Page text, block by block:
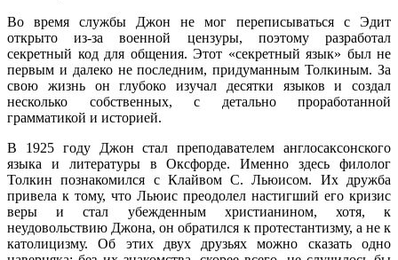
Во время службы Джон не мог переписываться с Эдит
открыто из-за военной цензуры, поэтому разработал
секретный код для общения. Этот «секретный язык» был не
первым и далеко не последним, придуманным Толкиным. За
свою жизнь он глубоко изучал десятки языков и создал
несколько собственных, с детально проработанной
грамматикой и историей.
В 1925 году Джон стал преподавателем англосаксонского
языка и литературы в Оксфорде. Именно здесь филолог
Толкин познакомился с Клайвом С. Льюисом. Их дружба
привела к тому, что Льюис преодолел настигший его кризис
веры и стал убежденным христианином, хотя, к
неудовольствию Джона, он обратился к протестантизму, а не к
католицизму. Об этих двух друзьях можно сказать одно